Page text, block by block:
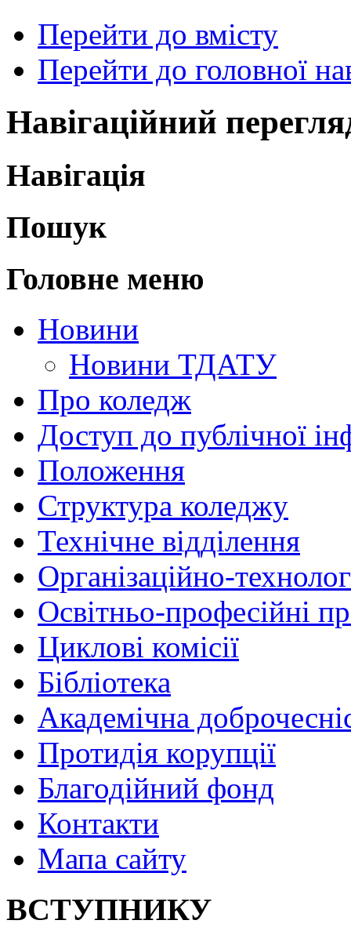
Перейти до вмісту
Перейти до головної
Навігаційний
Навігація
Пошук
Головне меню
Новини
Новини ТДАТУ
Про коледж
Доступ до публічної
Положення
Структура коледжу
Технічне відділення
Організаційно-
Освітньо-професійні
Циклові комісії
Бібліотека
Академічна
Протидія корупції
Благодійний фонд
Контакти
Мапа сайту
ВСТУПНИКУ